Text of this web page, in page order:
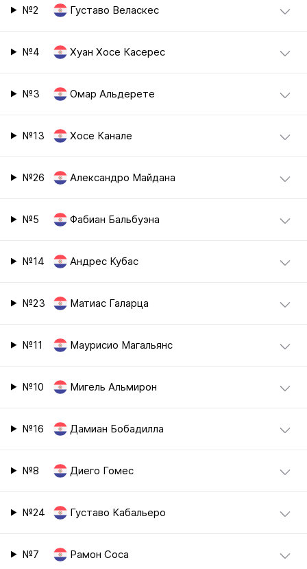
№2 Густаво Веласкес
№4 Хуан Хосе Касерес
№3 Омар Альдерете
№13 Хосе Канале
№26 Александро Майдана
№5 Фабиан Бальбуэна
№14 Андрес Кубас
№23 Матиас Галарца
№11 Маурисио Магальянс
№10 Мигель Альмирон
№16 Дамиан Бобадилла
№8 Диего Гомес
№24 Густаво Кабальеро
№7 Рамон Соса